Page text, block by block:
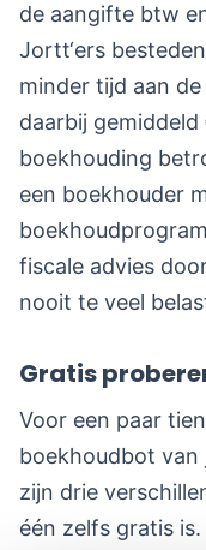
de aangifte btw
Jortt‘ers
minder tijd aan
daarbij gemiddeld
boekhouding
een boekhouder
fiscale advies
nooit te veel
Gratis
Voor een paar
boekhoudbot
zijn drie
één zelfs gratis